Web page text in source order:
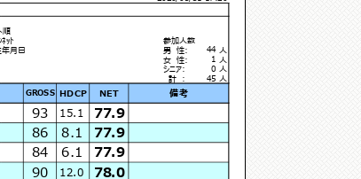
順
ｯﾄ
参加人数
月日 男 性:
人
女 性:
人
シニア:
人
計 : 人
44
1
0
45
GROSS HDCP NET 備考
93 15.1
77.9
86 8.1
77.9
84 6.1
77.9
90 12.0
78.0